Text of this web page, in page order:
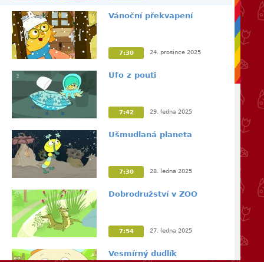
Vánoční překvapení
7:30 24. prosince 2025
Ufo z pouti
7:42 29. ledna 2025
Ušmudlaná planeta
7:30 28. ledna 2025
Dobrodružství v ZOO
7:54 27. ledna 2025
Vesmírný dudlík